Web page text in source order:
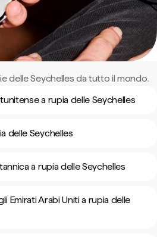
delle Seychelles da tutto il mondo.
a rupia delle Seychelles
delle Seychelles
a rupia delle Seychelles
Emirati Arabi Uniti a rupia delle